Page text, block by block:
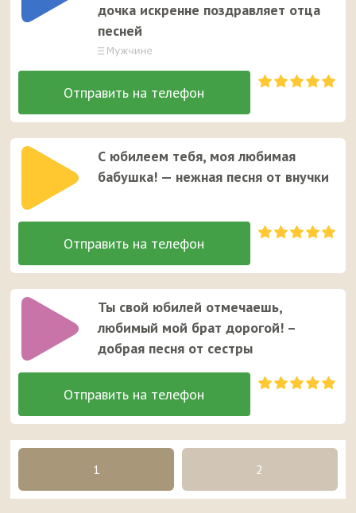
дочка искренне поздравляет отца
песней
С юбилеем тебя, моя любимая
бабушка! — нежная песня от внучки
Ты свой юбилей отмечаешь,
любимый мой брат дорогой! –
добрая песня от сестры
1 2